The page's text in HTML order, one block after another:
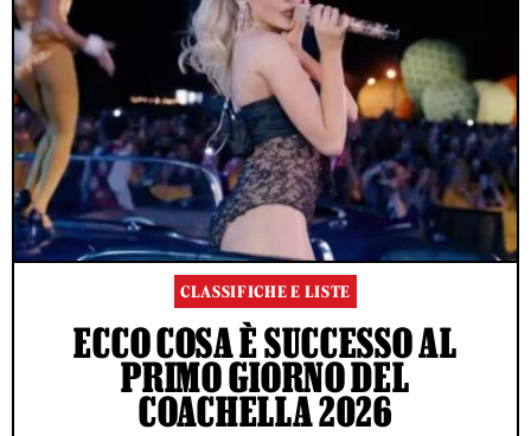
CLASSIFICHE E LISTE
ECCO COSA È SUCCESSO AL
PRIMO GIORNO DEL
COACHELLA 2026